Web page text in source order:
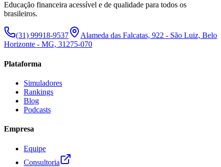
Educação financeira acessível e de qualidade para todos os
brasileiros.
(31) 99918-9537
Alameda das Falcatas, 922 - São Luiz, Belo
Horizonte - MG, 31275-070
Plataforma
Simuladores
Rankings
Blog
Podcasts
Empresa
Equipe
Consultoria